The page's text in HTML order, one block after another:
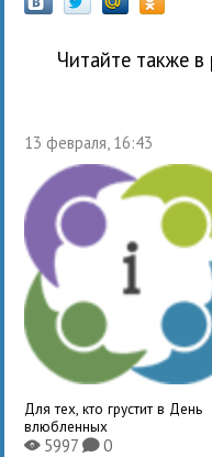
Читайте также в
13 февраля, 16:43
Для тех, кто грустит в День
влюбленных
X5997K0